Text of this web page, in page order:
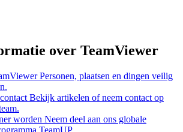
over TeamViewer
Personen, plaatsen en dingen veilig
Bekijk artikelen of neem contact op
worden Neem deel aan ons globale
TeamUP.